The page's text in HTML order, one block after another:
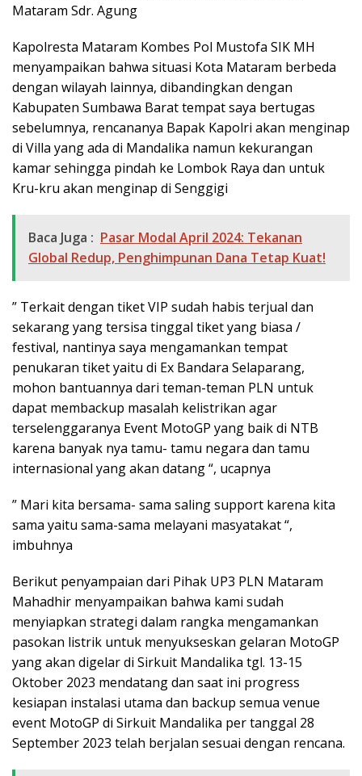
Mataram Sdr. Agung
Kapolresta Mataram Kombes Pol Mustofa SIK MH
menyampaikan bahwa situasi Kota Mataram berbeda
dengan wilayah lainnya, dibandingkan dengan
Kabupaten Sumbawa Barat tempat saya bertugas
sebelumnya, rencananya Bapak Kapolri akan menginap
di Villa yang ada di Mandalika namun kekurangan
kamar sehingga pindah ke Lombok Raya dan untuk
Kru-kru akan menginap di Senggigi
Baca Juga : Pasar Modal April 2024: Tekanan
Global Redup, Penghimpunan Dana Tetap Kuat!
” Terkait dengan tiket VIP sudah habis terjual dan
sekarang yang tersisa tinggal tiket yang biasa /
festival, nantinya saya mengamankan tempat
penukaran tiket yaitu di Ex Bandara Selaparang,
mohon bantuannya dari teman-teman PLN untuk
dapat membackup masalah kelistrikan agar
terselenggaranya Event MotoGP yang baik di NTB
karena banyak nya tamu- tamu negara dan tamu
internasional yang akan datang “, ucapnya
” Mari kita bersama- sama saling support karena kita
sama yaitu sama-sama melayani masyatakat “,
imbuhnya
Berikut penyampaian dari Pihak UP3 PLN Mataram
Mahadhir menyampaikan bahwa kami sudah
menyiapkan strategi dalam rangka mengamankan
pasokan listrik untuk menyukseskan gelaran MotoGP
yang akan digelar di Sirkuit Mandalika tgl. 13-15
Oktober 2023 mendatang dan saat ini progress
kesiapan instalasi utama dan backup semua venue
event MotoGP di Sirkuit Mandalika per tanggal 28
September 2023 telah berjalan sesuai dengan rencana.